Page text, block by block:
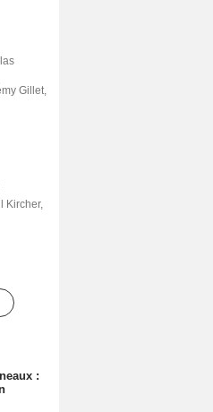
Gillet,
Kircher,
: